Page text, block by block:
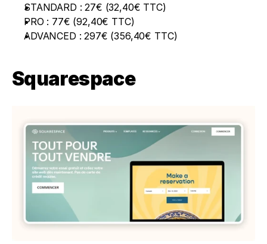
STANDARD : 27€ (32,40€ TTC)
PRO : 77€ (92,40€ TTC)
ADVANCED : 297€ (356,40€ TTC)
Squarespace